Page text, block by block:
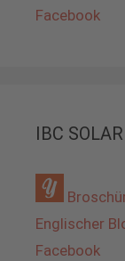
Facebook
IBC
Englischer
Facebook